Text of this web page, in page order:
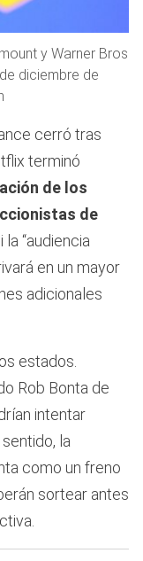
y Warner Bros
diciembre de
cerró tras
terminó
de los
de
“audiencia
en un mayor
adicionales
estados.
Rob Bonta de
intentar
la
como un freno
sortear antes